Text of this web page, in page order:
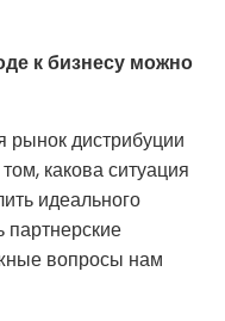
к бизнесу можно
рынок дистрибуции
какова ситуация
идеального
вопросы нам